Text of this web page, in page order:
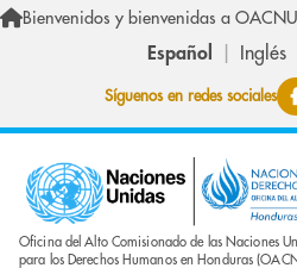
Pasar al contenido principal
Bienvenidos y bienvenidas a
Español Inglés
Síguenos en redes sociales
Oficina del Alto Comisionado de las Naciones
para los Derechos Humanos en Honduras